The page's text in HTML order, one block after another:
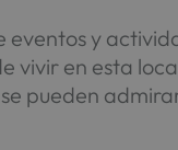
y
vivir en esta
pueden